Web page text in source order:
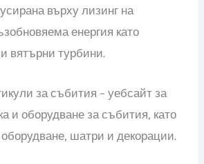
върху лизинг на
енергия като
вятърни турбини.
за събития – уебсайт за
и оборудване за събития, като
шатри и декорации.